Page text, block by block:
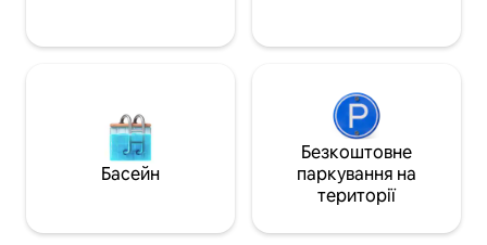
Басейн
Безкоштовне
паркування на
території